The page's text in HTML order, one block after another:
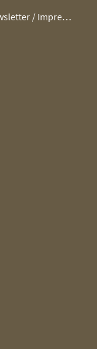
Kontakt/Newsletter / Impressum